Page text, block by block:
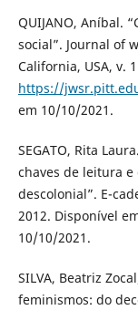
QUIJANO, Aníbal.
social”. Journal of
California, USA, v.
https://
em 10/10/2021.
SEGATO, Rita
chaves de leitura
descolonial”. E-
2012. Disponível
10/10/2021.
SILVA, Beatriz
feminismos: do